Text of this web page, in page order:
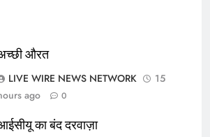
औरत
LIVE WIRE NEWS NETWORK
15
ago
0
का बंद दरवाज़ा